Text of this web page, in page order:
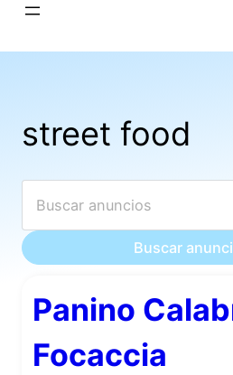
Saltar
street food
Panino
Focaccia